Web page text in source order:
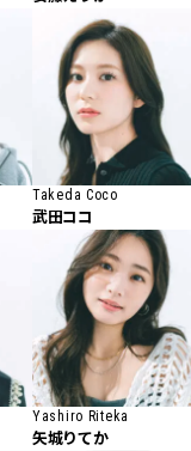
Takeda Coco
武田ココ
Yashiro Riteka
矢城りてか